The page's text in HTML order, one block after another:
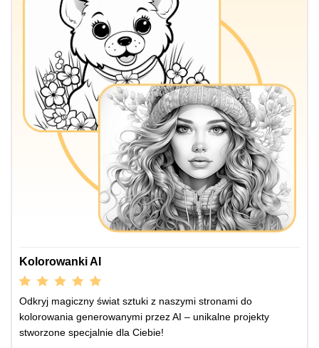
Kolorowanki AI
Odkryj magiczny świat sztuki z naszymi stronami do
kolorowania generowanymi przez AI – unikalne projekty
stworzone specjalnie dla Ciebie!